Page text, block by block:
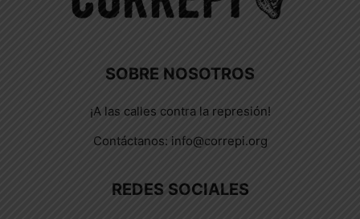
SOBRE NOSOTROS
¡A las calles contra la represión!
Contáctanos: info@correpi.org
REDES SOCIALES